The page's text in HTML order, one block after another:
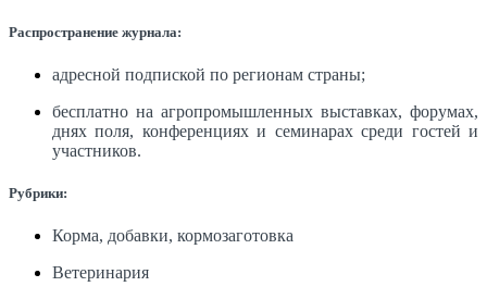
Распространение журнала:
адресной подпиской по регионам страны;
бесплатно на агропромышленных выставках, форумах,
днях поля, конференциях и семинарах среди гостей и
участников.
Рубрики:
Корма, добавки, кормозаготовка
Ветеринария